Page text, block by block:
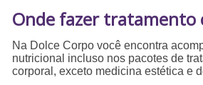
Onde fazer tratamento
Na Dolce Corpo você encontra
nutricional incluso nos pacotes de
corporal, exceto medicina estética e